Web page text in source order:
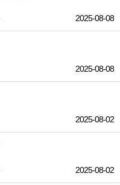
2025-08-08
2025-08-08
2025-08-02
2025-08-02